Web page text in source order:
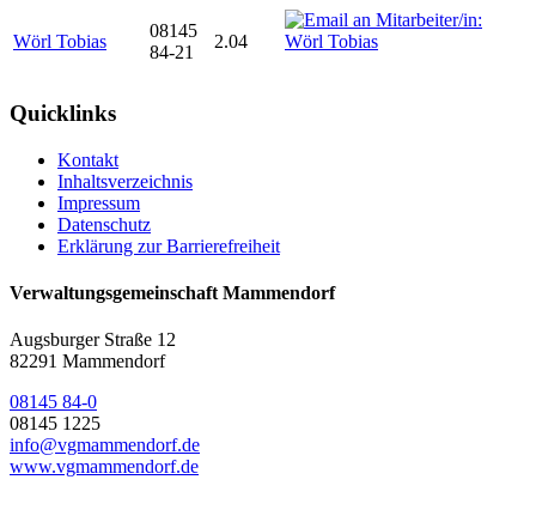
Wörl Tobias
08145
84-21
2.04
Quicklinks
Kontakt
Inhaltsverzeichnis
Impressum
Datenschutz
Erklärung zur Barrierefreiheit
Verwaltungsgemeinschaft Mammendorf
Augsburger Straße 12
82291 Mammendorf
08145 84-0
08145 1225
info@vgmammendorf.de
www.vgmammendorf.de